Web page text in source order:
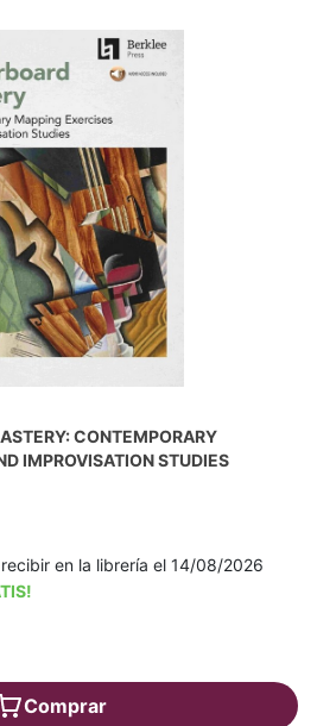
CONTEMPORARY
IMPROVISATION STUDIES
en la librería el 14/08/2026
Comprar